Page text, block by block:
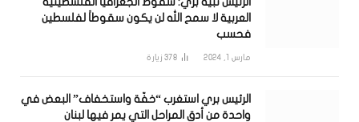
العربية لا سمح الله لن يكون سقوطاً لفلسطين
فحسب
مارس 1, 2024 378 زيارة
الرئيس بري استغرب “خفّة واستخفاف” البعض في
واحدة من أدق المراحل التي يمر فيها لبنان